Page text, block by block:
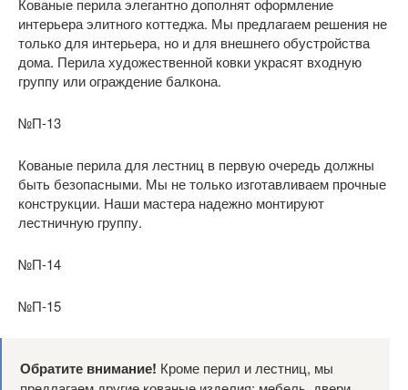
Кованые перила элегантно дополнят оформление
интерьера элитного коттеджа. Мы предлагаем решения не
только для интерьера, но и для внешнего обустройства
дома. Перила художественной ковки украсят входную
группу или ограждение балкона.
№П-13
Кованые перила для лестниц в первую очередь должны
быть безопасными. Мы не только изготавливаем прочные
конструкции. Наши мастера надежно монтируют
лестничную группу.
№П-14
№П-15
Обратите внимание! Кроме перил и лестниц, мы